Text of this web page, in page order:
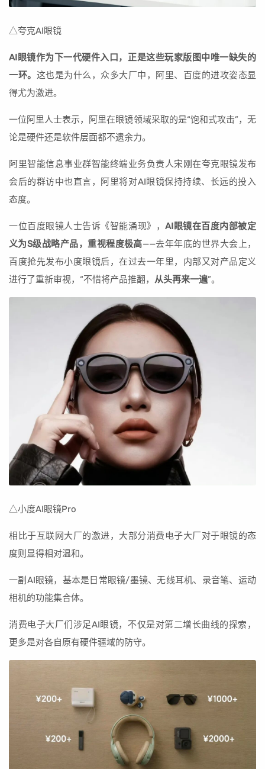
△夸克AI眼镜
AI眼镜作为下一代硬件入口，正是这些玩家版图中唯一缺失的
一环。 这也是为什么，众多大厂中，阿里、百度的进攻姿态显
得尤为激进。
一位阿里人士表示，阿里在眼镜领域采取的是“饱和式攻击”，无
论是硬件还是软件层面都不遗余力。
阿里智能信息事业群智能终端业务负责人宋刚在夸克眼镜发布
会后的群访中也直言，阿里将对AI眼镜保持持续、长远的投入
态度。
一位百度眼镜人士告诉《智能涌现》，AI眼镜在百度内部被定
义为S级战略产品，重视程度极高——去年年底的世界大会上，
百度抢先发布小度眼镜后，在过去一年里，内部又对产品定义
进行了重新审视，“不惜将产品推翻， 从头再来一遍”。
△小度AI眼镜Pro
相比于互联网大厂的激进，大部分消费电子大厂对于眼镜的态
度则显得相对温和。
一副AI眼镜，基本是日常眼镜/墨镜、无线耳机、录音笔、运动
相机的功能集合体。
消费电子大厂们涉足AI眼镜，不仅是对第二增长曲线的探索，
更多是对各自原有硬件疆域的防守。